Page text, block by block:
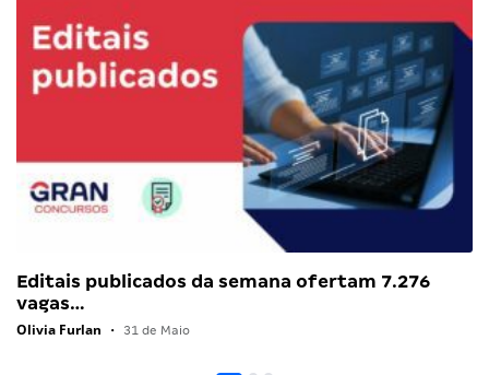
Editais publicados da semana ofertam 7.276
vagas…
Olivia Furlan • 31 de Maio